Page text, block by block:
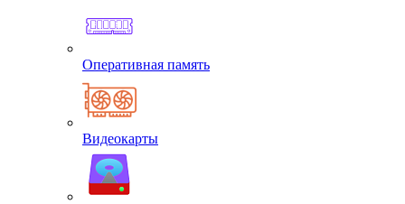
Оперативная память
Видеокарты